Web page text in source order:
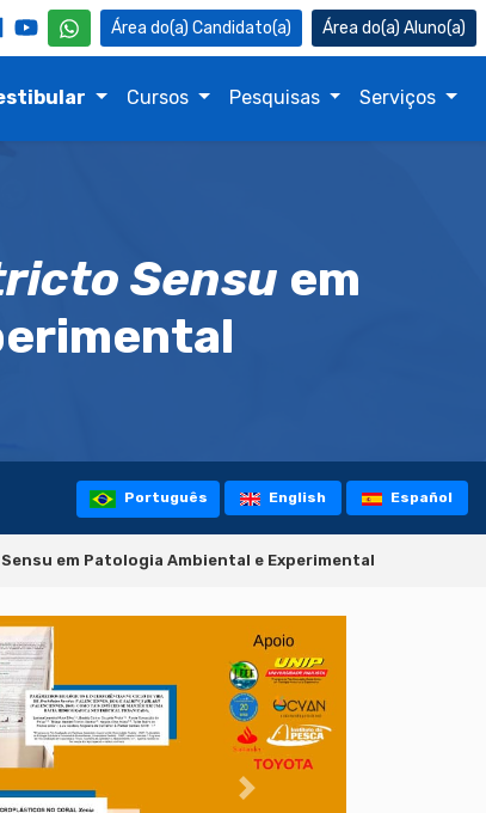
Candidato(a) Aluno(a)
Cursos Pesquisas Serviços
Sensu em
Português English Español
em Patologia Ambiental e Experimental
PrÃ³ximo